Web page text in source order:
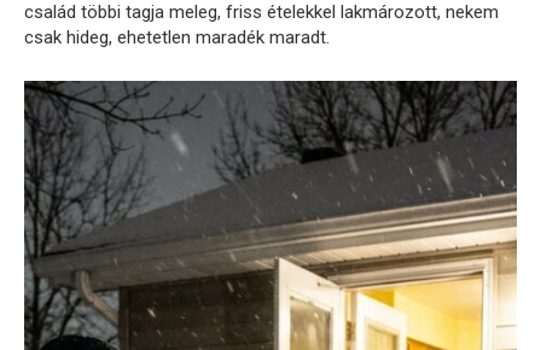
család többi tagja meleg, friss ételekkel lakmározott, nekem
csak hideg, ehetetlen maradék maradt.